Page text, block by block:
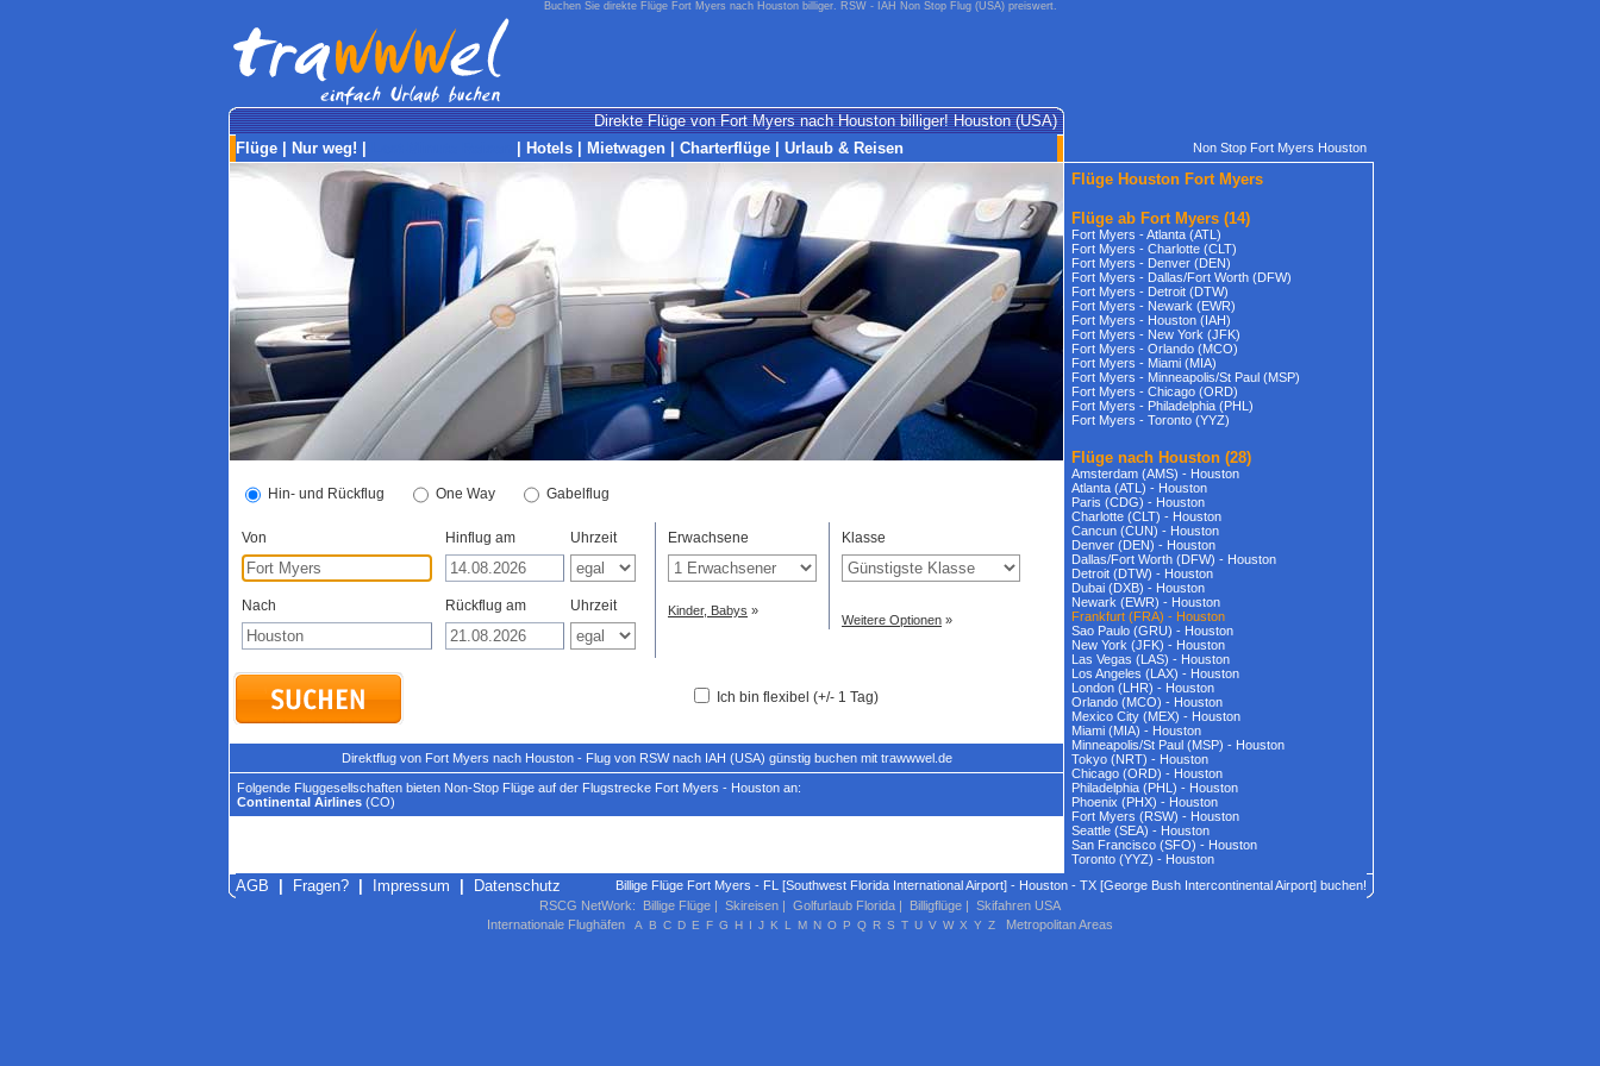
Buchen Sie direkte Flüge Fort Myers nach Houston billiger. RSW - IAH Non Stop Flug (USA) preiswert.
Direkte Flüge von Fort Myers nach Houston billiger! Houston (USA)
Flüge
Nur weg! Hotels Mietwagen Charterflüge Urlaub & Reisen Non Stop Fort Myers Houston
Hin- und Rückflug One Way Gabelflug
Von Hinflug am Uhrzeit
Nach Rückflug am Uhrzeit
Erwachsene
Kinder, Babys »
Klasse
Weitere Optionen »
Ich bin flexibel (+/- 1 Tag)
Direktflug von Fort Myers nach Houston - Flug von RSW nach IAH (USA) günstig buchen mit trawwwel.de
Folgende Fluggesellschaften bieten Non-Stop Flüge auf der Flugstrecke Fort Myers - Houston an:
Continental Airlines (CO)
Flüge Houston Fort Myers
Flüge ab Fort Myers (14)
Fort Myers - Atlanta (ATL)
Fort Myers - Charlotte (CLT)
Fort Myers - Denver (DEN)
Fort Myers - Dallas/Fort Worth (DFW)
Fort Myers - Detroit (DTW)
Fort Myers - Newark (EWR)
Fort Myers - Houston (IAH)
Fort Myers - New York (JFK)
Fort Myers - Orlando (MCO)
Fort Myers - Miami (MIA)
Fort Myers - Minneapolis/St Paul (MSP)
Fort Myers - Chicago (ORD)
Fort Myers - Philadelphia (PHL)
Fort Myers - Toronto (YYZ)
Flüge nach Houston (28)
Amsterdam (AMS) - Houston
Atlanta (ATL) - Houston
Paris (CDG) - Houston
Charlotte (CLT) - Houston
Cancun (CUN) - Houston
Denver (DEN) - Houston
Dallas/Fort Worth (DFW) - Houston
Detroit (DTW) - Houston
Dubai (DXB) - Houston
Newark (EWR) - Houston
Frankfurt (FRA) - Houston
Sao Paulo (GRU) - Houston
New York (JFK) - Houston
Las Vegas (LAS) - Houston
Los Angeles (LAX) - Houston
London (LHR) - Houston
Orlando (MCO) - Houston
Mexico City (MEX) - Houston
Miami (MIA) - Houston
Minneapolis/St Paul (MSP) - Houston
Tokyo (NRT) - Houston
Chicago (ORD) - Houston
Philadelphia (PHL) - Houston
Phoenix (PHX) - Houston
Fort Myers (RSW) - Houston
Seattle (SEA) - Houston
San Francisco (SFO) - Houston
Toronto (YYZ) - Houston
AGB Fragen? Impressum Datenschutz
Billige Flüge Fort Myers - FL [Southwest Florida International Airport] - Houston - TX [George Bush Intercontinental Airport] buchen!
RSCG NetWork: Billige Flüge | Skireisen | Golfurlaub Florida | Billigflüge | Skifahren USA
Internationale Flughäfen
A B C D E F G H I J K L M N O P Q R S T U V W X Y Z Metropolitan Areas